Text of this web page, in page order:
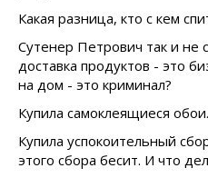
Какая разница, кто с кем
Сутенер Петрович так и не
доставка продуктов - это
на дом - это криминал?
Купила самоклеящиеся
Купила успокоительный
этого сбора бесит. И что